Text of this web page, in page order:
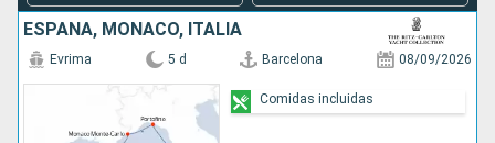
ESPAÑA, MONACO, ITALIA
Evrima 5 d Barcelona 08/09/2026
Comidas incluidas